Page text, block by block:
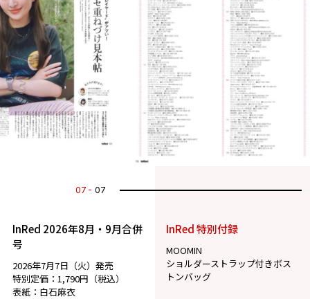
07 07
InRed 2026年8月・9月合併
号
2026年7月7日（火）発売
特別定価：1,790円（税込）
表紙：白石麻衣
InRed 特別付録
MOOMIN
ショルダーストラップ付きボス
トンバッグ